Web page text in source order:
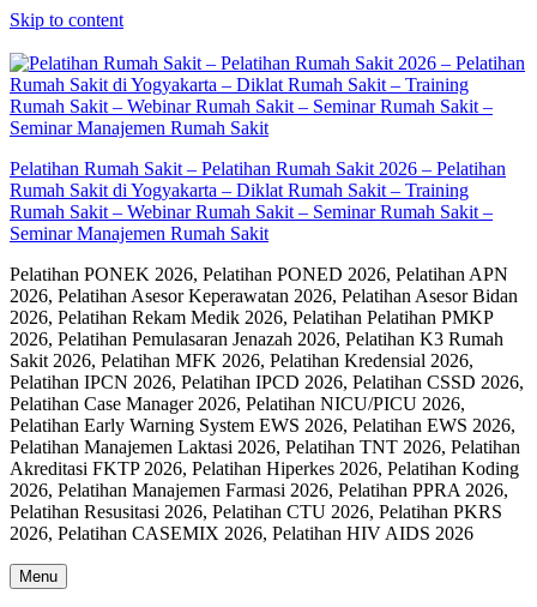
Skip to content
Pelatihan Rumah Sakit – Pelatihan Rumah Sakit 2026 – Pelatihan
Rumah Sakit di Yogyakarta – Diklat Rumah Sakit – Training
Rumah Sakit – Webinar Rumah Sakit – Seminar Rumah Sakit –
Seminar Manajemen Rumah Sakit
Pelatihan PONEK 2026, Pelatihan PONED 2026, Pelatihan APN
2026, Pelatihan Asesor Keperawatan 2026, Pelatihan Asesor Bidan
2026, Pelatihan Rekam Medik 2026, Pelatihan Pelatihan PMKP
2026, Pelatihan Pemulasaran Jenazah 2026, Pelatihan K3 Rumah
Sakit 2026, Pelatihan MFK 2026, Pelatihan Kredensial 2026,
Pelatihan IPCN 2026, Pelatihan IPCD 2026, Pelatihan CSSD 2026,
Pelatihan Case Manager 2026, Pelatihan NICU/PICU 2026,
Pelatihan Early Warning System EWS 2026, Pelatihan EWS 2026,
Pelatihan Manajemen Laktasi 2026, Pelatihan TNT 2026, Pelatihan
Akreditasi FKTP 2026, Pelatihan Hiperkes 2026, Pelatihan Koding
2026, Pelatihan Manajemen Farmasi 2026, Pelatihan PPRA 2026,
Pelatihan Resusitasi 2026, Pelatihan CTU 2026, Pelatihan PKRS
2026, Pelatihan CASEMIX 2026, Pelatihan HIV AIDS 2026
Menu